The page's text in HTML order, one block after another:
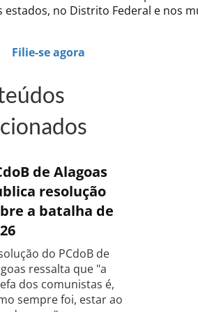
estados, no Distrito Federal e nos
Filie-se agora
de Alagoas
resolução
a batalha de
do PCdoB de
ressalta que "a
dos comunistas é,
sempre foi, estar ao